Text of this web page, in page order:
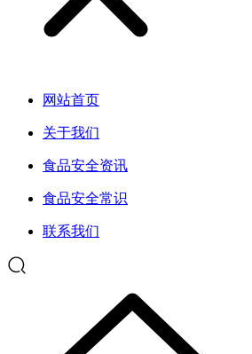
网站首页
关于我们
食品安全资讯
食品安全常识
联系我们